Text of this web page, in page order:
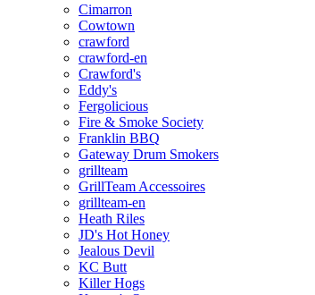
Cimarron
Cowtown
crawford
crawford-en
Crawford's
Eddy's
Fergolicious
Fire & Smoke Society
Franklin BBQ
Gateway Drum Smokers
grillteam
GrillTeam Accessoires
grillteam-en
Heath Riles
JD's Hot Honey
Jealous Devil
KC Butt
Killer Hogs